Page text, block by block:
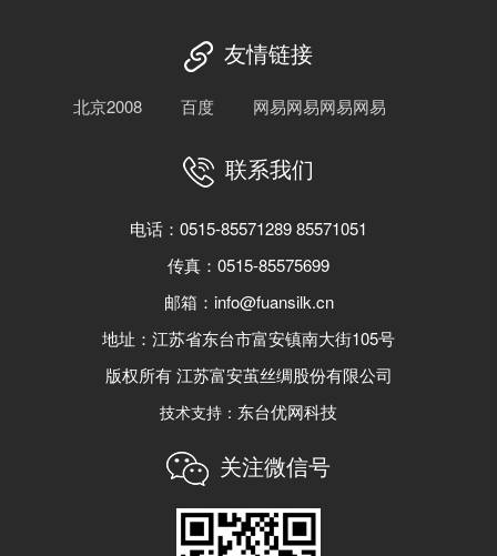
友情链接
北京2008 百度 网易网易网易网易
联系我们
电话：0515-85571289 85571051
传真：0515-85575699
邮箱：info@fuansilk.cn
地址：江苏省东台市富安镇南大街105号
版权所有 江苏富安茧丝绸股份有限公司
技术支持： 东台优网科技
关注微信号